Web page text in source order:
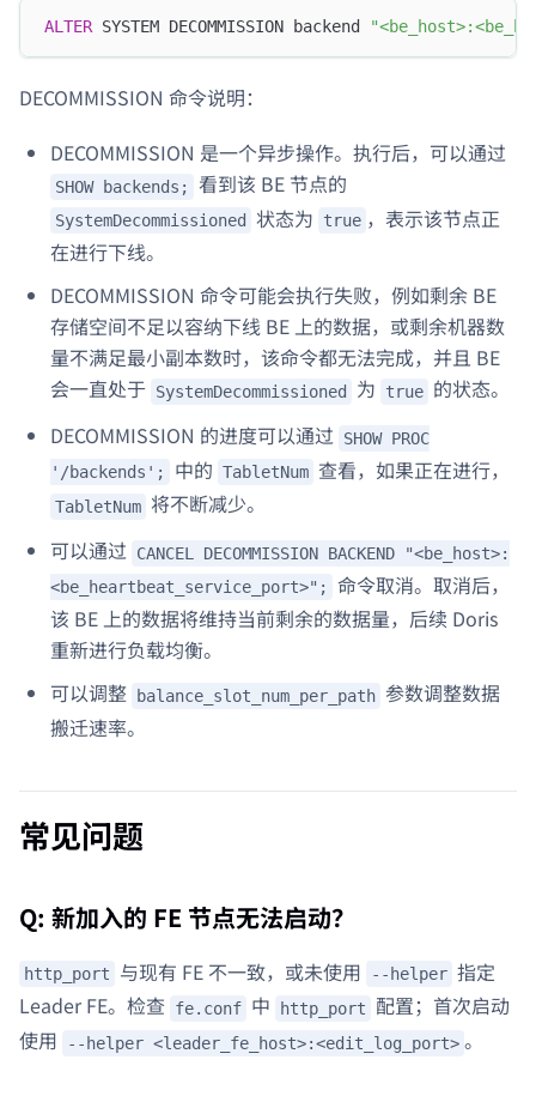
ALTER SYSTEM DECOMMISSION backend
DECOMMISSION 命令说明：
DECOMMISSION 是一个异步操作。执行后，可以通过
SHOW backends; 看到该 BE 节点的
SystemDecommissioned 状态为 true ，表示该节点正
在进行下线。
DECOMMISSION 命令可能会执行失败，例如剩余 BE
存储空间不足以容纳下线 BE 上的数据，或剩余机器数
量不满足最小副本数时，该命令都无法完成，并且 BE
会一直处于 SystemDecommissioned 为 true 的状态。
DECOMMISSION 的进度可以通过 SHOW PROC
'/backends';
中的 TabletNum 查看，如果正在进行，
TabletNum 将不断减少。
可以通过 CANCEL DECOMMISSION BACKEND "<be_host>:
<be_heartbeat_service_port>";
命令取消。取消后，
该 BE 上的数据将维持当前剩余的数据量，后续 Doris
重新进行负载均衡。
可以调整
balance_slot_num_per_path 参数调整数据
搬迁速率。
常见问题
Q: 新加入的 FE 节点无法启动？
http_port 与现有 FE 不一致，或未使用 --helper 指定
Leader FE。检查
fe.conf 中 http_port
配置；首次启动
使用
--helper <leader_fe_host>:<edit_log_port> 。